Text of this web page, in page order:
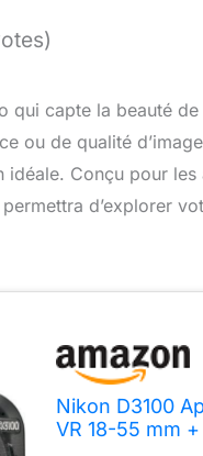
qui capte la beauté
ou de qualité
Conçu pour
d’explorer
Nikon D3100
VR 18-55 mm